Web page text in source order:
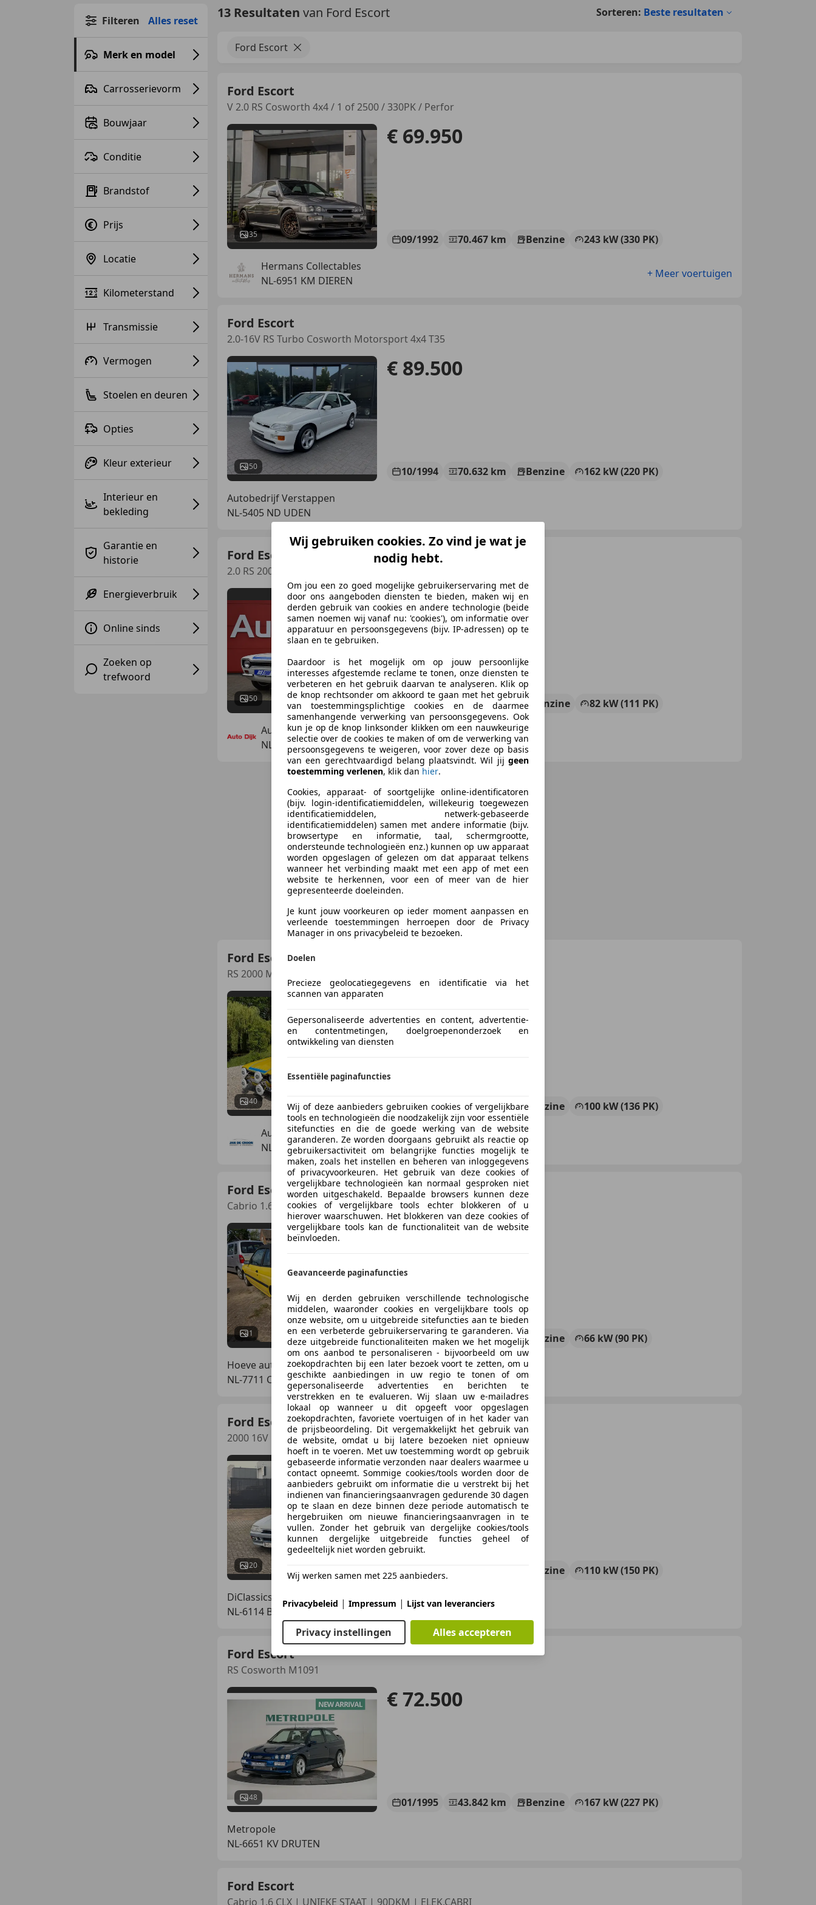
Filteren Alles reset
Merk en model
Carrosserievorm
Bouwjaar
Conditie
Brandstof
Prijs
Locatie
Kilometerstand
Transmissie
Vermogen
Stoelen en deuren
Opties
Kleur exterieur
Interieur en
bekleding
Garantie en
historie
Energieverbruik
Online sinds
Zoeken op
trefwoord
13 Resultaten van Ford Escort Sorteren: Beste resultaten
Ford Escort
Ford Escort
V 2.0 RS Cosworth 4x4 / 1 of 2500 / 330PK / Perfor
35
€ 69.950
09/1992 70.467 km Benzine
243 kW (330 PK)
Hermans Collectables
NL-6951 KM DIEREN
+ Meer voertuigen
Ford Escort
2.0-16V RS Turbo Cosworth Motorsport 4x4 T35
50
€ 89.500
10/1994 70.632 km Benzine
162 kW (220 PK)
Autobedrijf Verstappen
NL-5405 ND UDEN
Ford Escort
2.0 RS 2000 Uniek! | 1e Eigenaar | Matching number
50
€ 87.950
04/1974 116.503 km Benzine
82 kW (111 PK)
Auto Dijk B.V.
NL-9101 WV Dokkum
Ford Escort
RS 2000 MK1 #RALLYKANON
40 10/1974 99.940 km Benzine
100 kW (136 PK)
Autobedrijf Jan de Croon B.V.
NL-7391 AL TWELLO
Ford Escort
Cabrio 1.6 Pacific ( AIRCO / A.P.K. juni 2027 !!)
1
€ 1.999
05/1998 27.818 km Benzine
66 kW (90 PK)
Hoeve auto's
NL-7711 CR NIEUWLEUSEN
Ford Escort
2000 16V RS DOHC
20
€ 11.450
03/1993 Benzine
110 kW (150 PK)
DiClassics
NL-6114 BZ SUSTEREN
Ford Escort
RS Cosworth M1091
48
€ 72.500
01/1995 43.842 km Benzine
167 kW (227 PK)
Metropole
NL-6651 KV DRUTEN
Ford Escort
Cabrio 1.6 CLX | UNIEKE STAAT | 90DKM | ELEK,CABRI
Wij gebruiken cookies. Zo vind je wat je
nodig hebt.
Om jou een zo goed mogelijke gebruikerservaring met de
door ons aangeboden diensten te bieden, maken wij en
derden gebruik van cookies en andere technologie (beide
samen noemen wij vanaf nu: 'cookies'), om informatie over
apparatuur en persoonsgegevens (bijv. IP-adressen) op te
slaan en te gebruiken.
Daardoor is het mogelijk om op jouw persoonlijke
interesses afgestemde reclame te tonen, onze diensten te
verbeteren en het gebruik daarvan te analyseren. Klik op
de knop rechtsonder om akkoord te gaan met het gebruik
van toestemmingsplichtige cookies en de daarmee
samenhangende verwerking van persoonsgegevens. Ook
kun je op de knop linksonder klikken om een nauwkeurige
selectie over de cookies te maken of om de verwerking van
persoonsgegevens te weigeren, voor zover deze op basis
van een gerechtvaardigd belang plaatsvindt. Wil jij geen
toestemming verlenen, klik dan hier.
Cookies, apparaat- of soortgelijke online-identificatoren
(bijv. login-identificatiemiddelen, willekeurig toegewezen
identificatiemiddelen, netwerk-gebaseerde
identificatiemiddelen) samen met andere informatie (bijv.
browsertype en informatie, taal, schermgrootte,
ondersteunde technologieën enz.) kunnen op uw apparaat
worden opgeslagen of gelezen om dat apparaat telkens
wanneer het verbinding maakt met een app of met een
website te herkennen, voor een of meer van de hier
gepresenteerde doeleinden.
Je kunt jouw voorkeuren op ieder moment aanpassen en
verleende toestemmingen herroepen door de Privacy
Manager in ons privacybeleid te bezoeken.
Doelen
Precieze geolocatiegegevens en identificatie via het
scannen van apparaten
Gepersonaliseerde advertenties en content, advertentie-
en contentmetingen, doelgroepenonderzoek en
ontwikkeling van diensten
Essentiële paginafuncties
Wij of deze aanbieders gebruiken cookies of vergelijkbare
tools en technologieën die noodzakelijk zijn voor essentiële
sitefuncties en die de goede werking van de website
garanderen. Ze worden doorgaans gebruikt als reactie op
gebruikersactiviteit om belangrijke functies mogelijk te
maken, zoals het instellen en beheren van inloggegevens
of privacyvoorkeuren. Het gebruik van deze cookies of
vergelijkbare technologieën kan normaal gesproken niet
worden uitgeschakeld. Bepaalde browsers kunnen deze
cookies of vergelijkbare tools echter blokkeren of u
hierover waarschuwen. Het blokkeren van deze cookies of
vergelijkbare tools kan de functionaliteit van de website
beïnvloeden.
Geavanceerde paginafuncties
Wij en derden gebruiken verschillende technologische
middelen, waaronder cookies en vergelijkbare tools op
onze website, om u uitgebreide sitefuncties aan te bieden
en een verbeterde gebruikerservaring te garanderen. Via
deze uitgebreide functionaliteiten maken we het mogelijk
om ons aanbod te personaliseren - bijvoorbeeld om uw
zoekopdrachten bij een later bezoek voort te zetten, om u
geschikte aanbiedingen in uw regio te tonen of om
gepersonaliseerde advertenties en berichten te
verstrekken en te evalueren. Wij slaan uw e-mailadres
lokaal op wanneer u dit opgeeft voor opgeslagen
zoekopdrachten, favoriete voertuigen of in het kader van
de prijsbeoordeling. Dit vergemakkelijkt het gebruik van
de website, omdat u bij latere bezoeken niet opnieuw
hoeft in te voeren. Met uw toestemming wordt op gebruik
gebaseerde informatie verzonden naar dealers waarmee u
contact opneemt. Sommige cookies/tools worden door de
aanbieders gebruikt om informatie die u verstrekt bij het
indienen van financieringsaanvragen gedurende 30 dagen
op te slaan en deze binnen deze periode automatisch te
hergebruiken om nieuwe financieringsaanvragen in te
vullen. Zonder het gebruik van dergelijke cookies/tools
kunnen dergelijke uitgebreide functies geheel of
gedeeltelijk niet worden gebruikt.
Wij werken samen met 225 aanbieders.
Privacybeleid | Impressum | Lijst van leveranciers
Privacy instellingen Alles accepteren